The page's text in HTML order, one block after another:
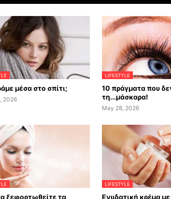
μέσα στο σπίτι;
2026
LIFESTYLE
10 πράγματα που
τη...μάσκαρα!
May 28, 2026
ξεφορτωθείτε τα
LIFESTYLE
Ενυδατική κρέμα με